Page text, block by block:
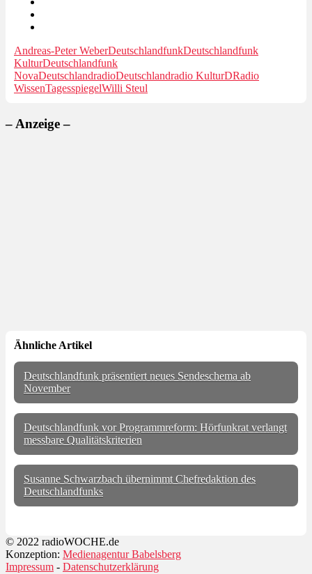
Andreas-Peter WeberDeutschlandfunkDeutschlandfunk
KulturDeutschlandfunk
NovaDeutschlandradioDeutschlandradio KulturDRadio
WissenTagesspiegelWilli Steul
– Anzeige –
Ähnliche Artikel
Deutschlandfunk präsentiert neues Sendeschema ab
November
Deutschlandfunk vor Programmreform: Hörfunkrat verlangt
messbare Qualitätskriterien
Susanne Schwarzbach übernimmt Chefredaktion des
Deutschlandfunks
© 2022 radioWOCHE.de
Konzeption: Medienagentur Babelsberg
Impressum - Datenschutzerklärung